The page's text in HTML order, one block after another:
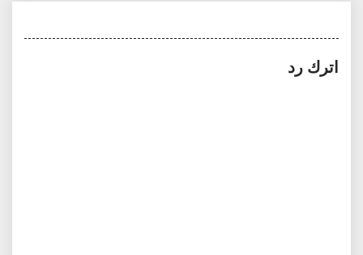
اترك رد